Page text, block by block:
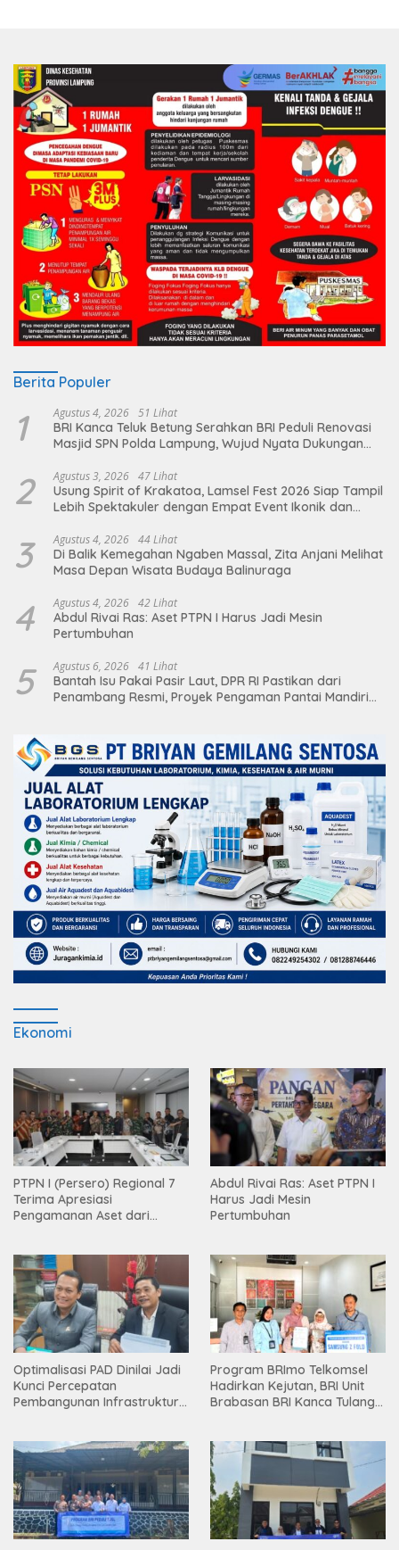
Berita Populer
1 Agustus 4, 2026 51 Lihat
BRI Kanca Teluk Betung Serahkan BRI Peduli Renovasi
Masjid SPN Polda Lampung, Wujud Nyata Dukungan
2 Agustus 3, 2026 47 Lihat
Usung Spirit of Krakatoa, Lamsel Fest 2026 Siap Tampil
Lebih Spektakuler dengan Empat Event Ikonik dan
3 Agustus 4, 2026 44 Lihat
Di Balik Kemegahan Ngaben Massal, Zita Anjani Melihat
Masa Depan Wisata Budaya Balinuraga
4 Agustus 4, 2026 42 Lihat
Abdul Rivai Ras: Aset PTPN I Harus Jadi Mesin
Pertumbuhan
5 Agustus 6, 2026 41 Lihat
Bantah Isu Pakai Pasir Laut, DPR RI Pastikan dari
Penambang Resmi, Proyek Pengaman Pantai Mandiri
Ekonomi
PTPN I (Persero) Regional 7
Terima Apresiasi
Pengamanan Aset dari
Abdul Rivai Ras: Aset PTPN I
Harus Jadi Mesin
Pertumbuhan
Optimalisasi PAD Dinilai Jadi
Kunci Percepatan
Pembangunan Infrastruktur
Program BRImo Telkomsel
Hadirkan Kejutan, BRI Unit
Brabasan BRI Kanca Tulang
Mesuji